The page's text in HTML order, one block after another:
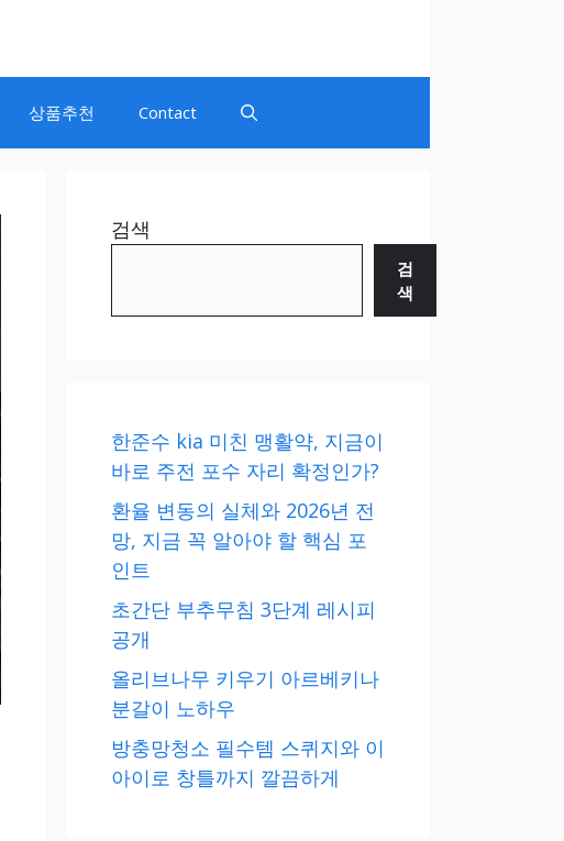
상품추천 Contact
검색
검
색
한준수 kia 미친 맹활약, 지금이
바로 주전 포수 자리 확정인가?
환율 변동의 실체와 2026년 전
망, 지금 꼭 알아야 할 핵심 포
인트
초간단 부추무침 3단계 레시피
공개
올리브나무 키우기 아르베키나
분갈이 노하우
방충망청소 필수템 스퀴지와 이
아이로 창틀까지 깔끔하게